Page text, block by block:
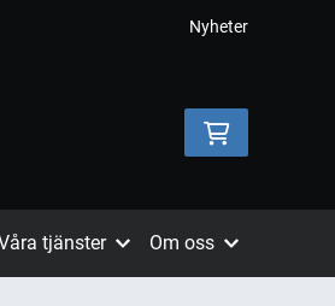
Nyheter
tjänster Om oss